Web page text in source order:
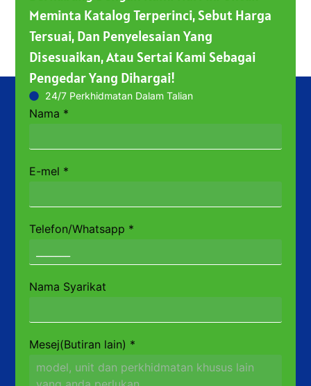
Meminta Katalog Terperinci, Sebut Harga
Tersuai, Dan Penyelesaian Yang
Disesuaikan, Atau Sertai Kami Sebagai
Pengedar Yang Dihargai!
24/7 Perkhidmatan Dalam Talian
Nama *
E-mel *
Telefon/Whatsapp *
Nama Syarikat
Mesej(Butiran lain) *